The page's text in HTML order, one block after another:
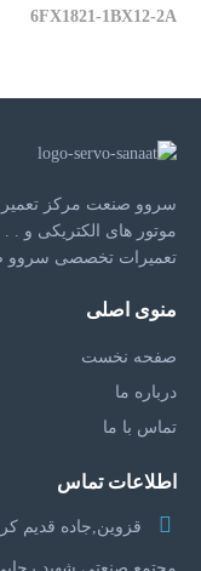
6FX1821-1BX12-2A
موتور های الکتریکی و
تعمیرات تخصصی سروو
منوی اصلی
صفحه نخست
درباره ما
تماس با ما
اطلاعات تماس
قزوین,جاده قدیم